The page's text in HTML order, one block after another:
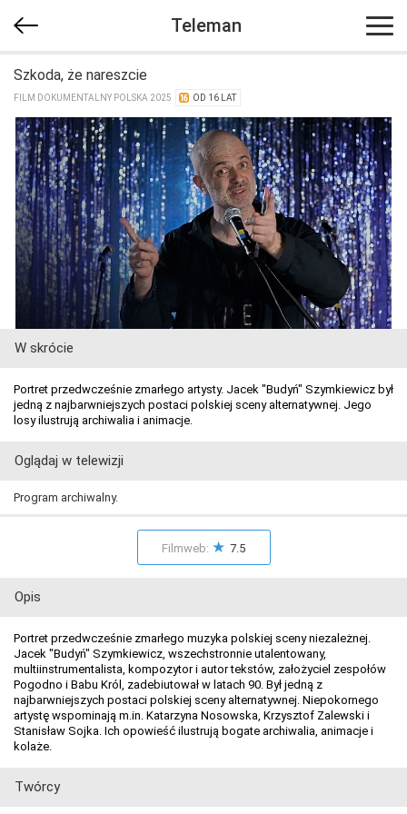
Teleman
Szkoda, że nareszcie
FILM DOKUMENTALNY POLSKA 2025 OD 16 LAT
W skrócie
Portret przedwcześnie zmarłego artysty. Jacek "Budyń" Szymkiewicz był
jedną z najbarwniejszych postaci polskiej sceny alternatywnej. Jego
losy ilustrują archiwalia i animacje.
Oglądaj w telewizji
Program archiwalny.
Filmweb: ★ 7.5
Opis
Portret przedwcześnie zmarłego muzyka polskiej sceny niezależnej.
Jacek "Budyń" Szymkiewicz, wszechstronnie utalentowany,
multiinstrumentalista, kompozytor i autor tekstów, założyciel zespołów
Pogodno i Babu Król, zadebiutował w latach 90. Był jedną z
najbarwniejszych postaci polskiej sceny alternatywnej. Niepokornego
artystę wspominają m.in. Katarzyna Nosowska, Krzysztof Zalewski i
Stanisław Sojka. Ich opowieść ilustrują bogate archiwalia, animacje i
kolaże.
Twórcy